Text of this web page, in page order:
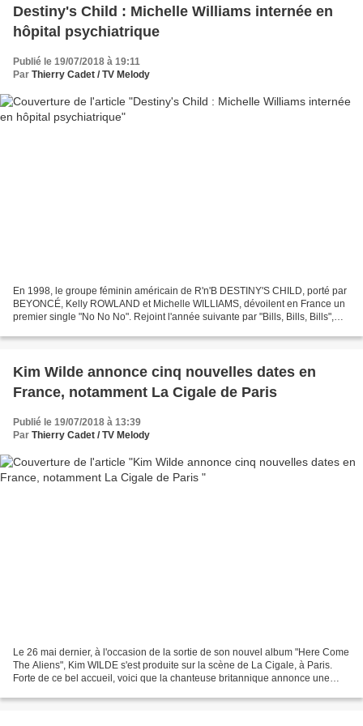
Destiny's Child : Michelle Williams internée en
hôpital psychiatrique
Publié le 19/07/2018 à 19:11
Par Thierry Cadet / TV Melody
En 1998, le groupe féminin américain de R'n'B DESTINY'S CHILD, porté par
BEYONCÉ, Kelly ROWLAND et Michelle WILLIAMS, dévoilent en France un
premier single "No No No". Rejoint l'année suivante par "Bills, Bills, Bills",
Kim Wilde annonce cinq nouvelles dates en
France, notamment La Cigale de Paris
Publié le 19/07/2018 à 13:39
Par Thierry Cadet / TV Melody
Le 26 mai dernier, à l'occasion de la sortie de son nouvel album "Here Come
The Aliens", Kim WILDE s'est produite sur la scène de La Cigale, à Paris.
Forte de ce bel accueil, voici que la chanteuse britannique annonce une